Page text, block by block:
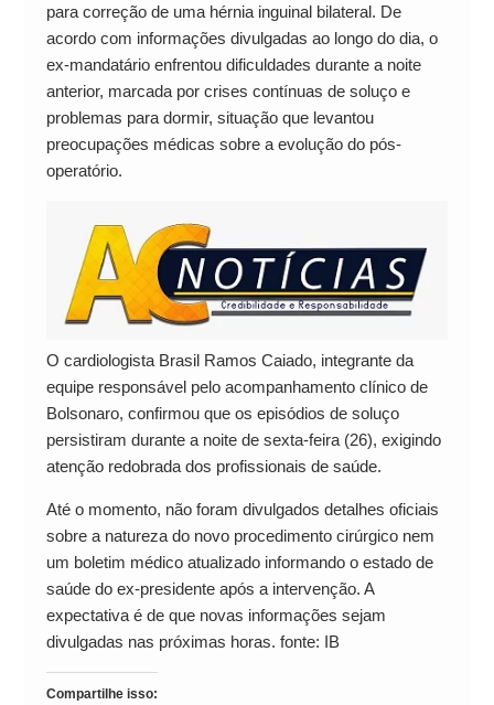
para correção de uma hérnia inguinal bilateral. De
acordo com informações divulgadas ao longo do dia, o
ex-mandatário enfrentou dificuldades durante a noite
anterior, marcada por crises contínuas de soluço e
problemas para dormir, situação que levantou
preocupações médicas sobre a evolução do pós-
operatório.
O cardiologista Brasil Ramos Caiado, integrante da
equipe responsável pelo acompanhamento clínico de
Bolsonaro, confirmou que os episódios de soluço
persistiram durante a noite de sexta-feira (26), exigindo
atenção redobrada dos profissionais de saúde.
Até o momento, não foram divulgados detalhes oficiais
sobre a natureza do novo procedimento cirúrgico nem
um boletim médico atualizado informando o estado de
saúde do ex-presidente após a intervenção. A
expectativa é de que novas informações sejam
divulgadas nas próximas horas. fonte: IB
Compartilhe isso: